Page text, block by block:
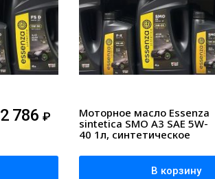
2 786 ₽
Моторное масло Essenza
sintetica SMO A3 SAE 5W-
40 1л, синтетическое
В корзину